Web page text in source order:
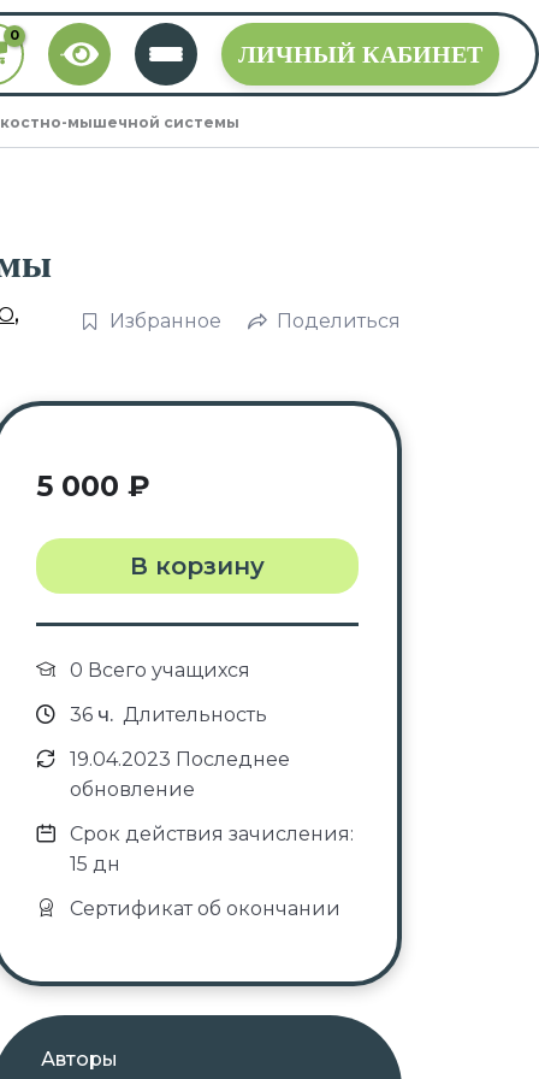
ЛИЧНЫЙ КАБИНЕТ
костно-мышечной системы
, Избранное Поделиться
5 000 ₽
В корзину
0 Всего учащихся
36 ч. Длительность
19.04.2023 Последнее
обновление
Срок действия зачисления:
15 дн
Сертификат об окончании
Авторы